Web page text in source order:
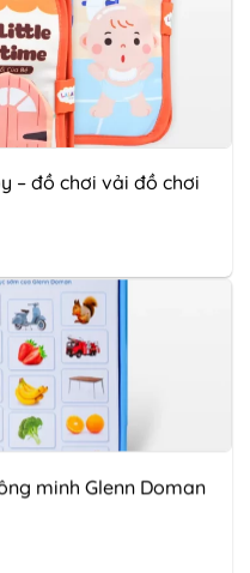
– đồ chơi vải đồ chơi
minh Glenn Doman